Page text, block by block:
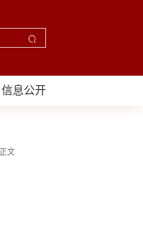
信息公开
正文